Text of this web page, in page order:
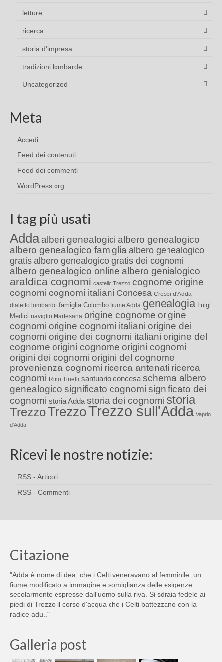
letture
ricerca
storia d'impresa
tradizioni lombarde
Uncategorized
Meta
Accedi
Feed dei contenuti
Feed dei commenti
WordPress.org
I tag più usati
Adda alberi genealogici albero genealogico
albero genealogico famiglia albero genealogico
gratis albero genealogico gratis dei cognomi
albero genealogico online albero genialogico
araldica cognomi castello Trezzo cognome origine
cognomi cognomi italiani Concesa Crespi d'Adda
dialetto lombardo famiglia Colombo fiume Adda genealogia Luigi
Medici naviglio Martesana origine cognome origine
cognomi origine cognomi italiani origine dei
cognomi origine dei cognomi italiani origine del
cognome origini cognome origini cognomi
origini dei cognomi origini del cognome
provenienza cognomi ricerca antenati ricerca
cognomi Rino Tinelli santuario concesa schema albero
genealogico significato cognomi significato dei
cognomi storia Adda storia dei cognomi storia
TrezzoTrezzoTrezzo sull'Adda Vaprio
d'Adda
Ricevi le nostre notizie:
RSS - Articoli
RSS - Commenti
Citazione
"Adda è nome di dea, che i Celti veneravano al femminile: un
fiume modificato a immagine e somiglianza delle esigenze
secolarmente espresse dall'uomo sulla riva. Si sdraia fedele ai
piedi di Trezzo il corso d'acqua che i Celti battezzano con la
radice adu.."
Galleria post